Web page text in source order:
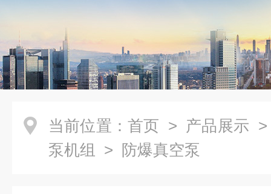
当前位置： 首页 > 产品展示
泵机组
> 防爆真空泵